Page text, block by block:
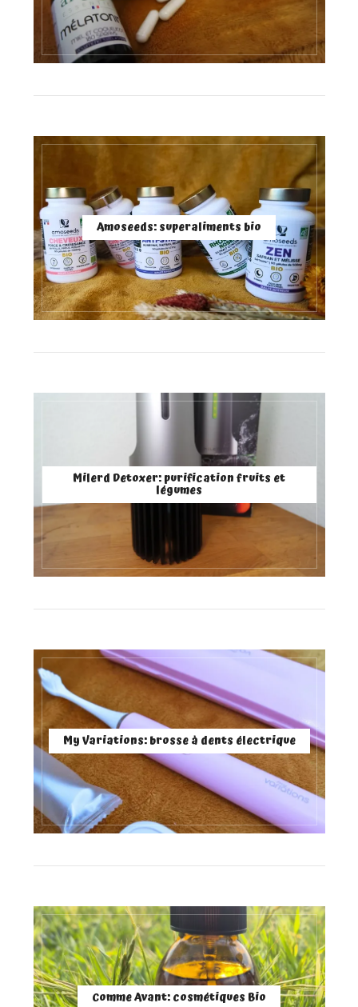
Amoseeds: superaliments bio
Milerd Detoxer: purification fruits et
légumes
My Variations: brosse à dents électrique
Comme Avant: cosmétiques Bio